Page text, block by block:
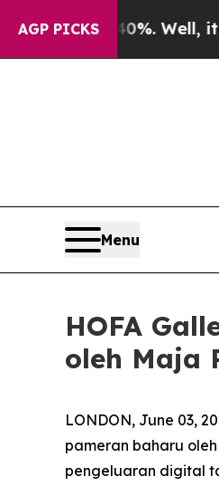
AGP PICKS40%. Well, it Didn’t
Menu
HOFA
oleh Maja
LONDON, June 03,
pameran baharu
pengeluaran digital